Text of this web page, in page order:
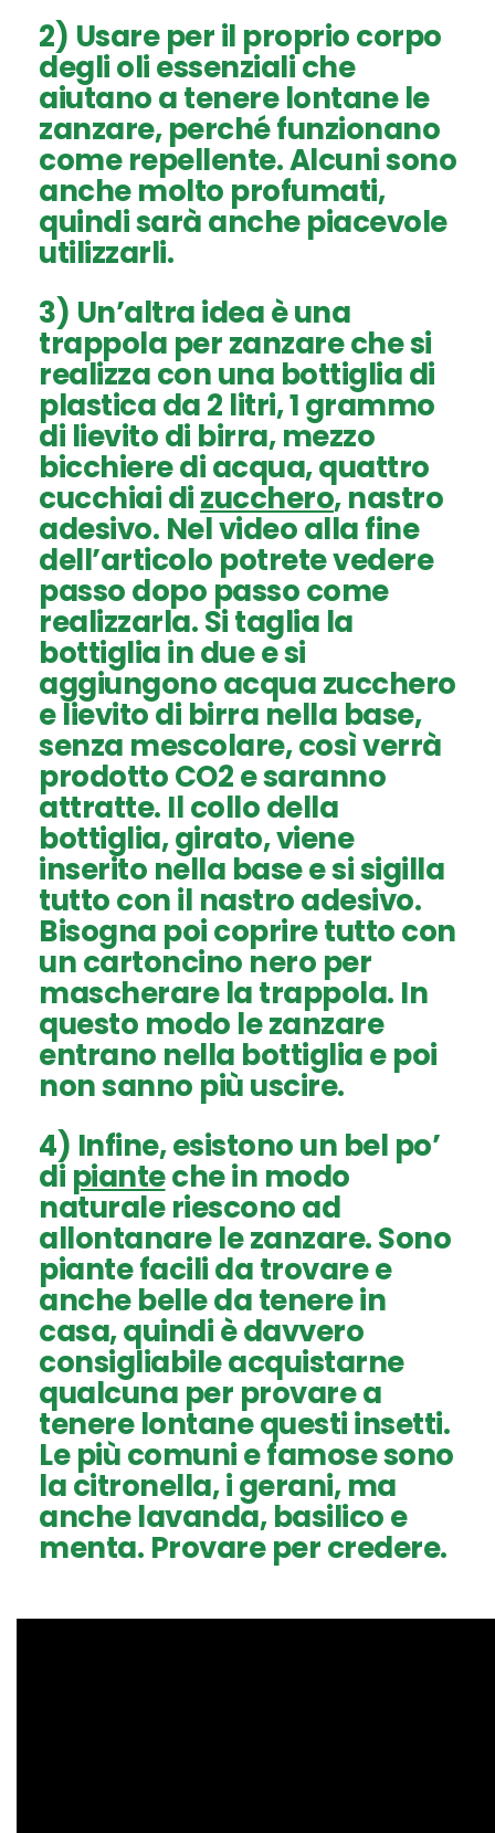
2) Usare per il proprio corpo
deglioli essenzialiche
aiutano a tenere lontane le
zanzare, perché funzionano
come repellente. Alcuni sono
anche molto profumati,
quindi sarà anche piacevole
utilizzarli.
3) Un’altra idea è una
trappola per zanzareche si
realizza con una bottiglia di
plastica da 2 litri, 1 grammo
di lievito di birra, mezzo
bicchiere di acqua, quattro
cucchiai dizucchero, nastro
adesivo. Nel video alla fine
dell’articolo potrete vedere
passo dopo passo come
realizzarla. Si taglia la
bottiglia in due e si
aggiungono acqua zucchero
e lievito di birra nella base,
senza mescolare, così verrà
prodotto CO2 e saranno
attratte. Il collo della
bottiglia, girato, viene
inserito nella base e si sigilla
tutto con il nastro adesivo.
Bisogna poi coprire tutto con
un cartoncino nero per
mascherare la trappola. In
questo modo le zanzare
entrano nella bottiglia e poi
non sanno più uscire.
4) Infine, esistono un bel po’
di pianteche in modo
naturale riescono ad
allontanare le zanzare. Sono
piante facili da trovare e
anche belle da tenere in
casa, quindi è davvero
consigliabile acquistarne
qualcuna per provare a
tenere lontane questi insetti.
Le più comuni e famose sono
la citronella, i gerani, ma
anche lavanda, basilico e
menta. Provare per credere.